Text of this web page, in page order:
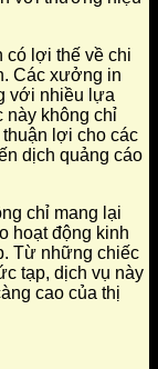
có lợi thế về chi
Các xưởng in
với nhiều lựa
này không chỉ
lợi cho các
dịch quảng cáo
chỉ mang lại
hoạt động kinh
Từ những chiếc
tạp, dịch vụ này
cao của thị